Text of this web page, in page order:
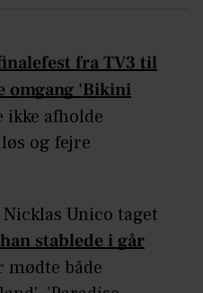
fra TV3 til
omgang 'Bikini
ikke afholde
og fejre
Unico taget
stablede i går
mødte både